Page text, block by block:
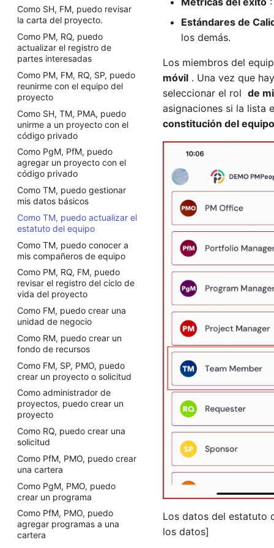
Como TM, puedo actualizar el
estatuto del equipo.
Como TM, puedo conocer a
mis compañeros de equipo.
Como FM, puedo crear una
unidad de negocio
Como RM, PMO, puedo crear
un fondo de recursos
Como FM, SP, PMO, puedo
crear un proyecto o solicitud
Como administrador de
proyectos, puedo crear un
proyecto.
Como PFM, PMO, puedo crear
una cartera
Como RQ, puedo crear un
proyecto.
Como PGM, PMO, puedo
crear un programa
Como PFM, PMO, puedo
agregar programas a una
cartera
Como FM, PMO, PM, puedo
crear un nuevo proyecto
usando plantillas
Como PMO, puedo recibir
ayuda del Asistente de IA
Como TM, puedo unirme a
una tarea
Como RM, puedo revisar las
tareas de TM
Como RM, PMO, puedo liberar
TM
Como administrador de
proyectos, puedo notificar
por correo electrónico
cambios en las asignaciones.
Como administrador de
proyectos, puedo configurar
recordatorios por correo
electrónico sobre las tareas
Como PMO, puedo controlar
tareas por paquetes de
trabajo
Como SH, puedo solicitar
cambios en el proyecto
Como RQ, puedo solicitar
cambios en el proyecto
Como SP, puedo solicitar
cambios en el proyecto
Como administrador de
proyectos, puedo solicitar
cambios en el proyecto
Como gerente de proyecto,
puedo gestionar cambios en
el proyecto
Como TM, puedo registrar mi
índice de felicidad
Como gerente de proyecto,
puedo revisar el índice de
felicidad del proyecto
Como gerente de proyecto,
puedo brindar
retroalimentación sobre el
desempeño de TM
Como FM, SH, SP, RQ, puedo
proporcionar
retroalimentación sobre el
desempeño de TM
Como TM, puedo revisar los
comentarios sobre mí
Como RM, puedo revisar los
comentarios de los TM
Como SH, SP, RQ, puedo
brindar retroalimentación
sobre el desempeño del
proyecto
Como gerente de proyecto,
puedo revisar los comentarios
del proyecto
Como PM, RQ, FM puedo
revisar los cambios del ciclo
de vida del proyecto
Como TM, puedo revisar mis
datos
Como TM, puedo revisar el
Como SH, FM, puedo revisar
la carta del proyecto.
Como PM, RQ, puedo
actualizar el registro de
partes interesadas
Como PM, FM, RQ, SP, puedo
reunirme con el equipo del
proyecto
Como SH, TM, PMA, puedo
unirme a un proyecto con el
código privado
Como PgM, PfM, puedo
agregar un proyecto con el
código privado
Como TM, puedo gestionar
mis datos básicos
Como TM, puedo actualizar el
estatuto del equipo
Como TM, puedo conocer a
mis compañeros de equipo
Como PM, RQ, FM, puedo
revisar el registro del ciclo de
vida del proyecto
Como FM, puedo crear una
unidad de negocio
Como RM, puedo crear un
fondo de recursos
Como FM, SP, PMO, puedo
crear un proyecto o solicitud
Como administrador de
proyectos, puedo crear un
proyecto
Como RQ, puedo crear una
solicitud
Como PfM, PMO, puedo crear
una cartera
Como PgM, PMO, puedo
crear un programa
Como PfM, PMO, puedo
agregar programas a una
cartera
Estándares de
los demás.
Los miembros del
móvil . Una vez que
seleccionar el rol de
asignaciones si la lista
constitución del
Los datos del estatuto
los datos]